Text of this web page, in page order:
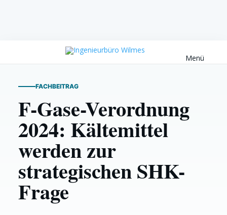
Menü
FACHBEITRAG
F-Gase-Verordnung
2024: Kältemittel
werden zur
strategischen SHK-
FrageSHK / KÄLTE UND WÄRMEPUMPE